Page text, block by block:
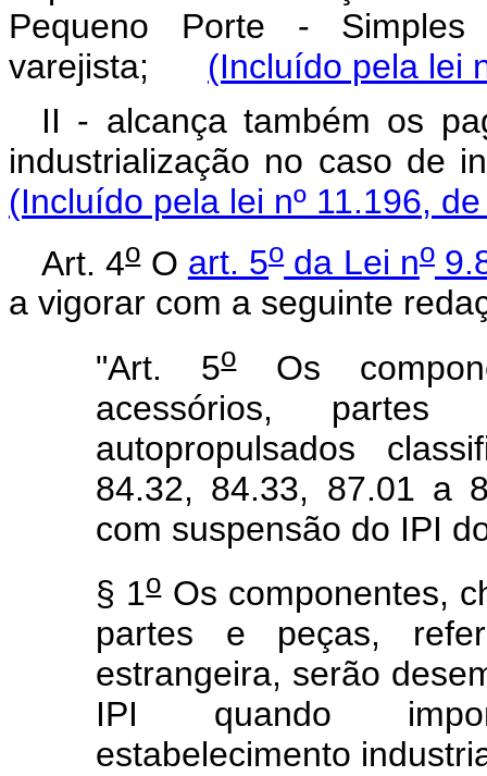
Pequeno Porte -
varejista; (Incluído pela lei
II - alcança também os
industrialização no caso
(Incluído pela lei nº 11.196,
Art. 4oO art. 5oda Lei no
a vigorar com a seguinte
"Art. 5oOs
acessórios,
autopropulsados
84.32, 84.33, 87.01 a
com suspensão do IPI
§ 1oOs componentes,
partes e peças,
estrangeira, serão
IPI quando
estabelecimento